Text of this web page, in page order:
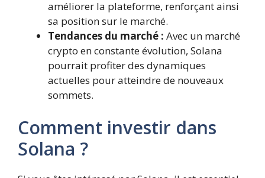
améliorer la plateforme, renforçant ainsi
sa position sur le marché.
Tendances du marché : Avec un marché
crypto en constante évolution, Solana
pourrait profiter des dynamiques
actuelles pour atteindre de nouveaux
sommets.
Comment investir dans
Solana ?